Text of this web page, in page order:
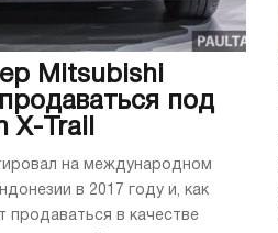
Mitsubishi
под
X-Trail
на международном
в 2017 году и, как
продаваться в качестве